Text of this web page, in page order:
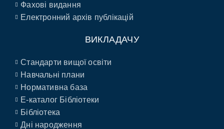
Фахові видання
Електронний архів публікацій
ВИКЛАДАЧУ
Стандарти вищої освіти
Навчальні плани
Нормативна база
E-каталог Бібліотеки
Бібліотека
Дні народження